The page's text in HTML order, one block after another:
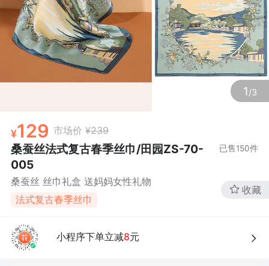
1/3
129 市场价 ¥239
桑蚕丝法式复古春季丝巾/田园ZS-70-
005
已售150件
桑蚕丝 丝巾礼盒 送妈妈女性礼物
法式复古春季丝巾
收藏
小程序下单立减8元